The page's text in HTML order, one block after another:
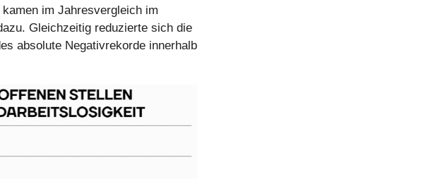
im Jahresvergleich im
Gleichzeitig reduzierte sich die
absolute Negativrekorde innerhalb